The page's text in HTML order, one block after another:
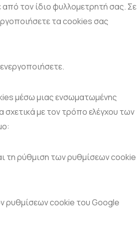
τον ίδιο φυλλομετρητή σας. Σε
τα cookies σας
μέσω μιας ενσωματωμένης
με τον τρόπο ελέγχου των
τη ρύθμιση των ρυθμίσεων cookie
ρυθμίσεων cookie του Google